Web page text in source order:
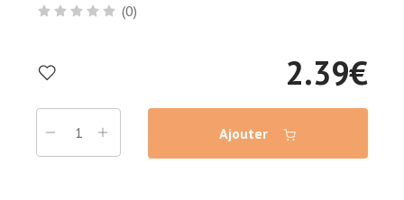
(0)
2.39€
Ajouter